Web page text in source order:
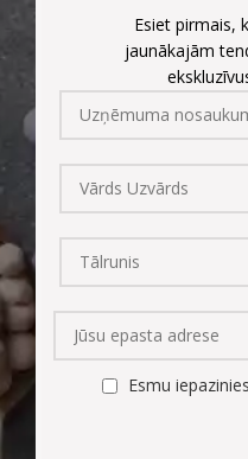
Esiet pirmais,
jaunākajām
Esmu